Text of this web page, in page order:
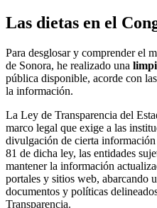
Las dietas en el
Para desglosar y comprender el
de Sonora, he realizado una
pública disponible, acorde con
la información.
La Ley de Transparencia del
marco legal que exige a las
divulgación de cierta
81 de dicha ley, las entidades
mantener la información
portales y sitios web, abarcando
documentos y políticas
Transparencia.